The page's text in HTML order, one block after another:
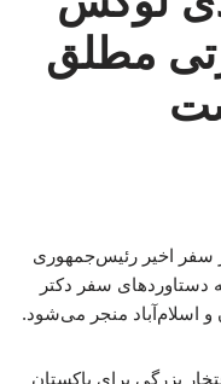
مطلق
سفر اخیر رئیس‌جمهوری
دستاوردهای سفر دکتر
و اسلام‌آباد منجر می‌شود.